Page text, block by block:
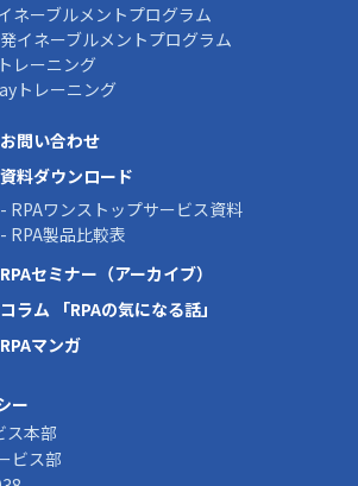
ネーブルメントプログラム
イネーブルメントプログラム
レーニング
トレーニング
お問い合わせ
資料ダウンロード
- RPAワンストップサービス資料
- RPA製品比較表
RPAセミナー（アーカイブ）
コラム 「RPAの気になる話」
RPAマンガ
ー
ス本部
ビス部